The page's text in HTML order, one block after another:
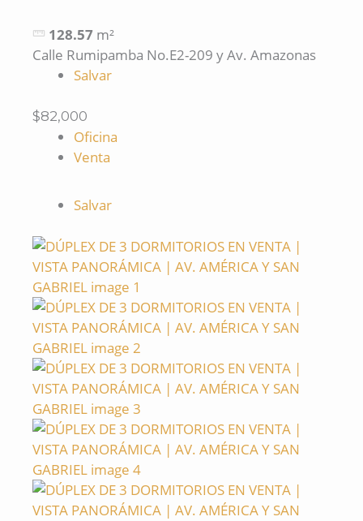
128.57 m²
Calle Rumipamba No.E2-209 y Av. Amazonas
Salvar
$82,000
Oficina
Venta
Salvar